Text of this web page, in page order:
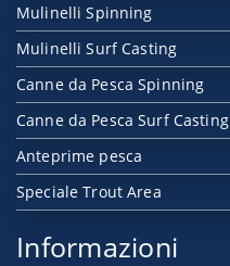
Mulinelli Spinning
Mulinelli Surf Casting
Canne da Pesca Spinning
Canne da Pesca Surf Casting
Anteprime pesca
Speciale Trout Area
Informazioni